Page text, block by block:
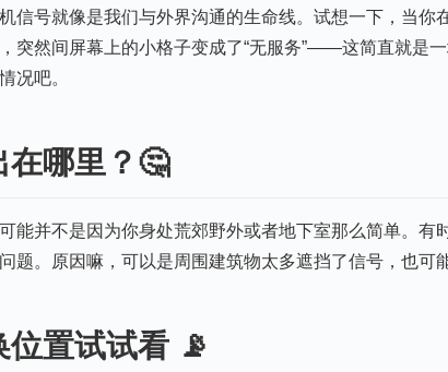
信号就像是我们与外界沟通的生命线。试想一下，当你
突然间屏幕上的小格子变成了“无服务”——这简直就是
况吧。
在哪里？🤔
能并不是因为你身处荒郊野外或者地下室那么简单。有
题。原因嘛，可以是周围建筑物太多遮挡了信号，也可
置试试看 📡